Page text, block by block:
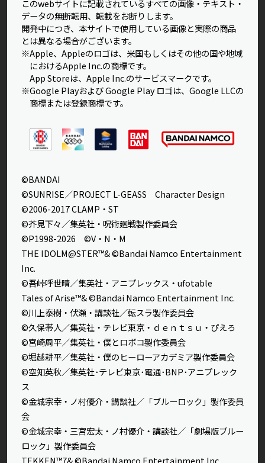
このwebサイトに記載されているすべての画像・テキスト・
データの無断転用、転載をお断りします。
開発中につき、本サイトで使用している画像と実際の商品
とは異なる場合がございます。
※Apple、Appleのロゴは、米国もしくはその他の国や地域
におけるApple Inc.の商標です。
App Storeは、Apple Inc.のサービスマークです。
※Google Playおよび Google Play ロゴは、Google LLCの
商標または登録商標です。
©BANDAI
©SUNRISE／PROJECT L-GEASS Character Design
©2006-2017 CLAMP・ST
©芥見下々／集英社・呪術廻戦製作委員会
©P1998-2026 ©V・N・M
THE IDOLM@STER™& ©Bandai Namco Entertainment
Inc.
©吾峠呼世晴／集英社・アニプレックス・ufotable
Tales of Arise™& ©Bandai Namco Entertainment Inc.
©川上泰樹・伏瀬・講談社／転スラ製作委員会
©久保帯人／集英社・テレビ東京・ｄｅｎｔｓｕ・ぴえろ
©宮崎周平／集英社・僕とロボコ製作委員会
©堀越耕平／集英社・僕のヒーローアカデミア製作委員会
©空知英秋／集英社･テレビ東京･電通･BNP･アニプレック
ス
©金城宗幸・ノ村優介・講談社／「ブルーロック」製作委員
会
©金城宗幸・三宮宏太・ノ村優介・講談社／「劇場版ブルー
ロック」製作委員会
TEKKEN™7& ©Bandai Namco Entertainment Inc.